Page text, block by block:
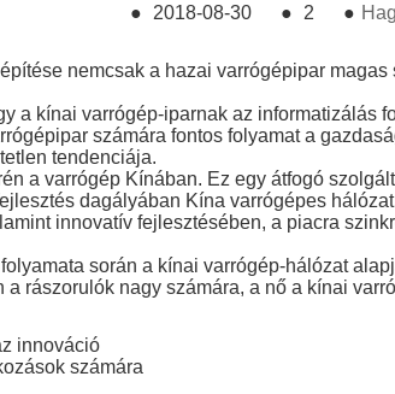
● 2018-08-30 ● 2 ●
nemcsak a hazai varrógépipar
a kínai varrógép-iparnak az
számára fontos folyamat a
tendenciája.
a varrógép Kínában. Ez egy átfogó
dagályában Kína varrógépes
innovatív fejlesztésében, a piacra
során a kínai varrógép-hálózat
rászorulók nagy számára, a nő a kínai
innováció
számára